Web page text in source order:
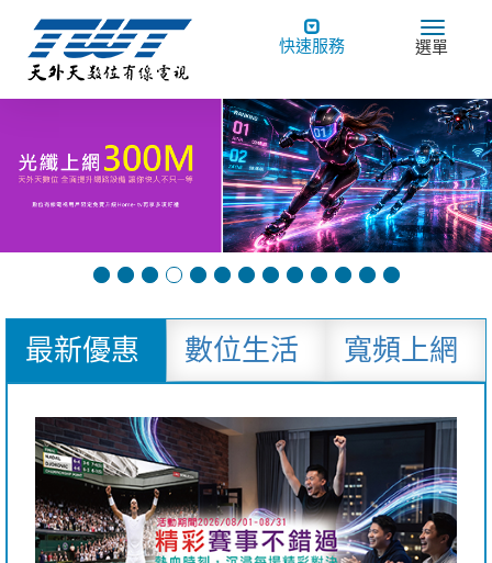
Toggle
navigation
快速服務
Toggle
選單
最新優惠 數位生活 寬頻上網